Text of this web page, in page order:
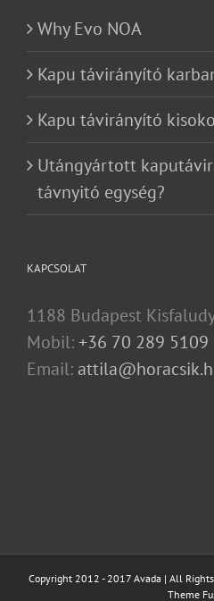
Why Evo NOA
Kapu távirányító
Kapu távirányító
Utángyártott
távnyitó egység?
KAPCSOLAT
1188 Budapest
Mobil:+36 70 289 5109
Email:
Copyright 2012 - 2017 Avada | All
Theme